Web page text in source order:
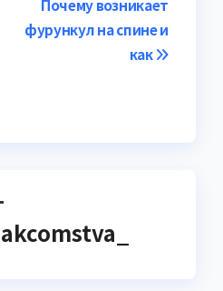
Почему возникает
фурункул на спине и
как